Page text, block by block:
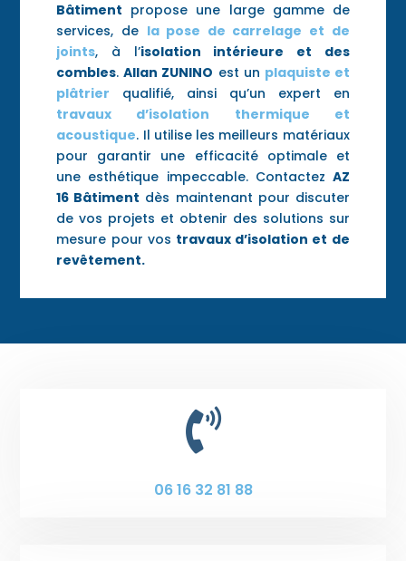
Bâtiment propose une large gamme de
services, de la pose de carrelage et de
joints, à l’isolation intérieure et des
combles.Allan ZUNINO est un plaquiste et
plâtrier qualifié, ainsi qu’un expert en
travaux d’isolation thermique et
acoustique. Il utilise les meilleurs matériaux
pour garantir une efficacité optimale et
une esthétique impeccable. Contactez AZ
16 Bâtiment dès maintenant pour discuter
de vos projets et obtenir des solutions sur
mesure pour vos travaux d’isolation et de
revêtement.

06 16 32 81 88